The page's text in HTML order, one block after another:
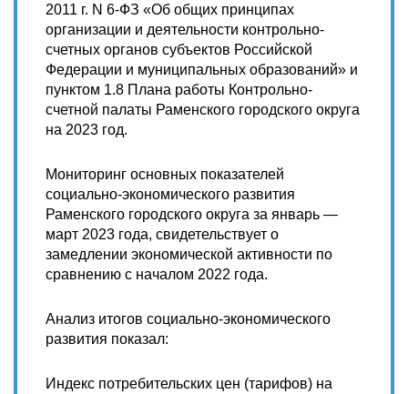
2011 г. N 6-ФЗ «Об общих принципах
организации и деятельности контрольно-
счетных органов субъектов Российской
Федерации и муниципальных образований» и
пунктом 1.8 Плана работы Контрольно-
счетной палаты Раменского городского округа
на 2023 год.
Мониторинг основных показателей
социально-экономического развития
Раменского городского округа за январь —
март 2023 года, свидетельствует о
замедлении экономической активности по
сравнению с началом 2022 года.
Анализ итогов социально-экономического
развития показал:
Индекс потребительских цен (тарифов) на